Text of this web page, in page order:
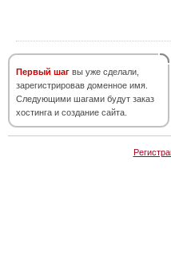
Первый шаг вы уже сделали,
зарегистрировав доменное имя.
Следующими шагами будут заказ
хостинга и создание сайта.